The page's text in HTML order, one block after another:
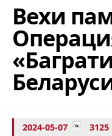
Вехи
2024-05-07 3125